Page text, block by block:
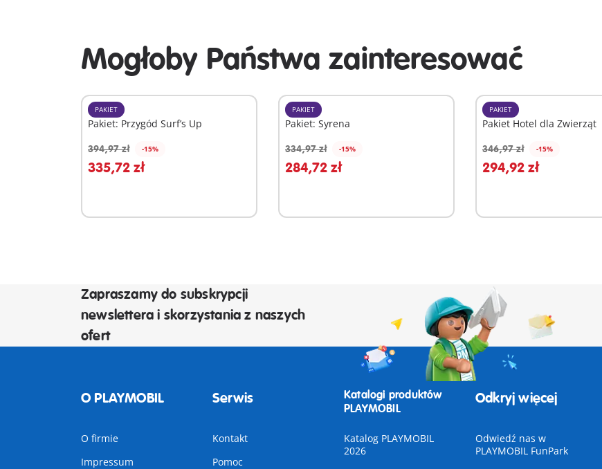
Mogłoby Państwa zainteresować
PAKIET
Pakiet: Przygód Surf’s Up
394,97 zł -15%
335,72 zł
Dodaj do koszyka
PAKIET
Pakiet: Syrena
334,97 zł -15%
284,72 zł
Dodaj do koszyka
PAKIET
Pakiet Hotel dla Zwierząt
346,97 zł -15%
294,92 zł
Dodaj do koszyka
Zapraszamy do subskrypcji
newslettera i skorzystania z naszych
ofert
O PLAYMOBIL
O firmie
Impressum
Serwis
Kontakt
Pomoc
Katalogi produktów
PLAYMOBIL
Katalog PLAYMOBIL
2026
Odkryj więcej
Odwiedź nas w
PLAYMOBIL FunPark